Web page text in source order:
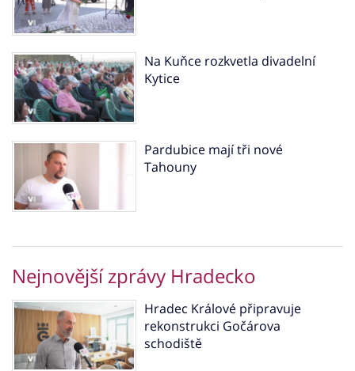
Na Kuňce rozkvetla divadelní
Kytice
Pardubice mají tři nové
Tahouny
Nejnovější zprávy Hradecko
Hradec Králové připravuje
rekonstrukci Gočárova
schodiště